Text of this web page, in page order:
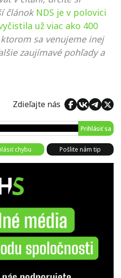
článok NDS je v polovici
už viac ako 400
sa venujeme inej
zaujímavé pohľady a
Zdieľajte nás
Prihlásiť sa
chybu Pošlite nám tip